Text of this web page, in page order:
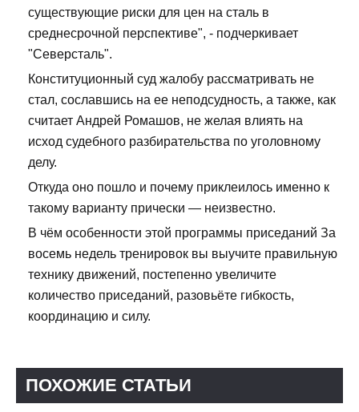
существующие риски для цен на сталь в
среднесрочной перспективе", - подчеркивает
"Северсталь".
Конституционный суд жалобу рассматривать не
стал, сославшись на ее неподсудность, а также, как
считает Андрей Ромашов, не желая влиять на
исход судебного разбирательства по уголовному
делу.
Откуда оно пошло и почему приклеилось именно к
такому варианту прически — неизвестно.
В чём особенности этой программы приседаний За
восемь недель тренировок вы выучите правильную
технику движений, постепенно увеличите
количество приседаний, разовьёте гибкость,
координацию и силу.
ПОХОЖИЕ СТАТЬИ